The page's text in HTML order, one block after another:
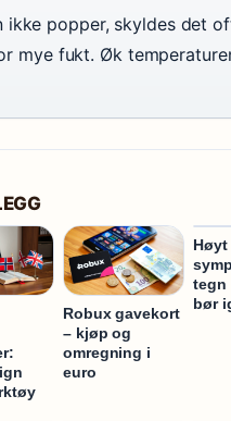
ikke popper, skyldes det
mye fukt. Øk
Robux gavekort
– kjøp og
omregning i
euro
tegn
bør